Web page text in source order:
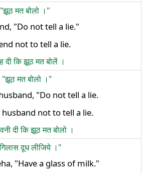
मत बोलो ।"
"Do not tell a lie."
not to tell a lie.
दी कि झूठ मत बोलें ।
"झूठ मत बोलो ।"
"Do not tell a lie.
not to tell a lie.
दी कि झूठ मत बोलो ।
दूध लीजिये ।"
"Have a glass of milk."